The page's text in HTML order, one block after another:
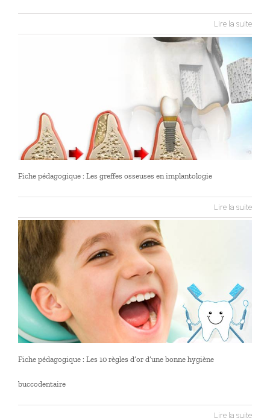
Lire la suite
Fiche pédagogique : Les greffes osseuses en implantologie
Lire la suite
Fiche pédagogique : Les 10 règles d’or d’une bonne hygiène
buccodentaire
Lire la suite